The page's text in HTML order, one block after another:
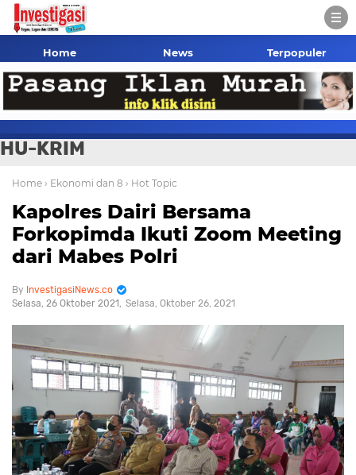
Home News Terpopuler
HU-KRIM
Home › Ekonomi dan 8 › Hot Topic
Kapolres Dairi Bersama
Forkopimda Ikuti Zoom Meeting
dari Mabes Polri
InvestigasiNews.co
Selasa, 26 Oktober 2021
Selasa, Oktober 26, 2021